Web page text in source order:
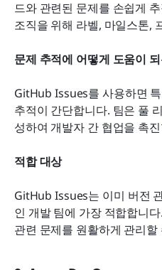
드와 관련된 문제를 손쉽게
조직을 위해 라벨, 마일스톤,
문제 추적에 어떻게 도움이
GitHub Issues를 사용하면
추적이 간단합니다. 팀은 풀
성하여 개발자 간 협업을 촉
적합 대상
GitHub Issues는 이미 버전
인 개발 팀에 가장 적합합니
관련 문제를 원활하게 관리